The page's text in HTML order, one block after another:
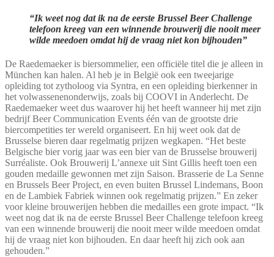
“Ik weet nog dat ik na de eerste Brussel Beer Challenge
telefoon kreeg van een winnende brouwerij die nooit meer
wilde meedoen omdat hij de vraag niet kon bijhouden”
De Raedemaeker is biersommelier, een officiële titel die je alleen in
München kan halen. Al heb je in België ook een tweejarige
opleiding tot zytholoog via Syntra, en een opleiding bierkenner in
het volwassenenonderwijs, zoals bij COOVI in Anderlecht. De
Raedemaeker weet dus waarover hij het heeft wanneer hij met zijn
bedrijf Beer Communication Events één van de grootste drie
biercompetities ter wereld organiseert. En hij weet ook dat de
Brusselse bieren daar regelmatig prijzen wegkapen. “Het beste
Belgische bier vorig jaar was een bier van de Brusselse brouwerij
Surréaliste. Ook Brouwerij L’annexe uit Sint Gillis heeft toen een
gouden medaille gewonnen met zijn Saison. Brasserie de La Senne
en Brussels Beer Project, en even buiten Brussel Lindemans, Boon
en de Lambiek Fabriek winnen ook regelmatig prijzen.” En zeker
voor kleine brouwerijen hebben die medailles een grote impact. “Ik
weet nog dat ik na de eerste Brussel Beer Challenge telefoon kreeg
van een winnende brouwerij die nooit meer wilde meedoen omdat
hij de vraag niet kon bijhouden. En daar heeft hij zich ook aan
gehouden.”